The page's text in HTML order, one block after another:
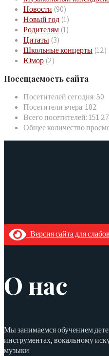
Новости (90)
Новый год (1)
Родителям (1)
Цитаты (3)
Школьные концерты (12)
Юмор (2)
Посещаемость сайта
Посетителей сегодня:50
Посетители вчера:182
Всего посетителей:151
Общее количество
Версия сайта для
О нас
Мы занимаемся обучением
инструментах, вокальному
музыки.